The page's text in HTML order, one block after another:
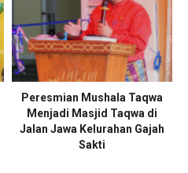
Peresmian Mushala Taqwa
Menjadi Masjid Taqwa di
Jalan Jawa Kelurahan Gajah
Sakti